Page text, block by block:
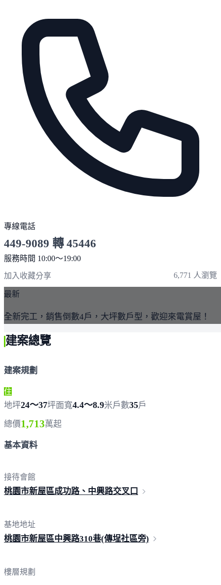
專線電話
449-9089 轉 45446
服務時間 10:00～19:00
加入收藏分享 6,771 人瀏覽
最新
全新完工，銷售倒數4戶，大坪數戶型，歡迎來電賞屋！
建案總覽
建案規劃
住
地坪24～37坪面寬4.4～8.9米戶數35戶
總價1,713萬起
基本資料
接待會館
桃園市新屋區成功路、中興路交叉口
基地地址
桃園市新屋區中興路310巷(傳埕社區旁)
樓層規劃